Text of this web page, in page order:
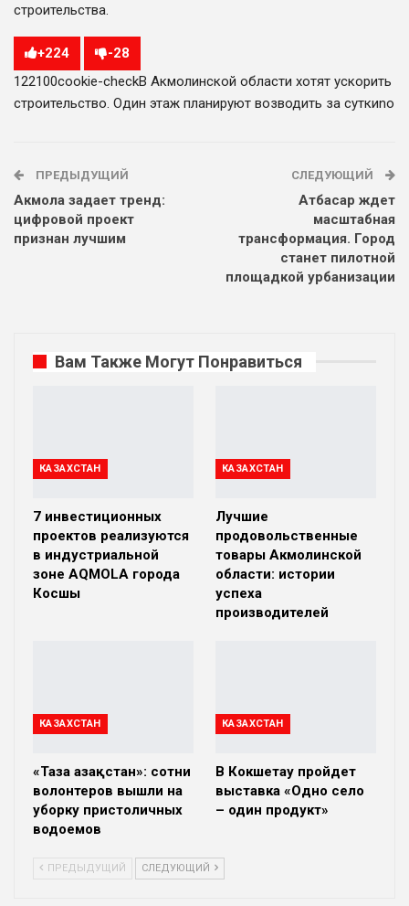
строительства.
+224 -28
122100cookie-checkВ Акмолинской области хотят ускорить
строительство. Один этаж планируют возводить за суткиno
ПРЕДЫДУЩИЙ
Акмола задает тренд:
цифровой проект
признан лучшим
СЛЕДУЮЩИЙ
Атбасар ждет
масштабная
трансформация. Город
станет пилотной
площадкой урбанизации
Вам Также Могут Понравиться
КАЗАХСТАН
7 инвестиционных
проектов реализуются
в индустриальной
зоне AQMOLA города
Косшы
КАЗАХСТАН
Лучшие
продовольственные
товары Акмолинской
области: истории
успеха
производителей
КАЗАХСТАН
«Таза Қазақстан»: сотни
волонтеров вышли на
уборку пристоличных
водоемов
КАЗАХСТАН
В Кокшетау пройдет
выставка «Одно село
– один продукт»
ПРЕДЫДУЩИЙ СЛЕДУЮЩИЙ